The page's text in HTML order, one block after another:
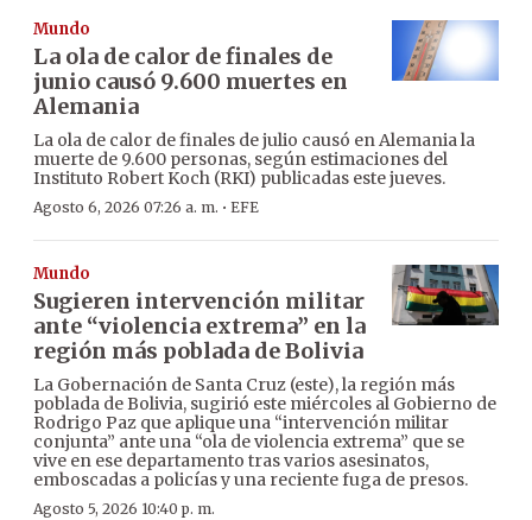
Mundo
La ola de calor de finales de
junio causó 9.600 muertes en
Alemania
La ola de calor de finales de julio causó en Alemania la
muerte de 9.600 personas, según estimaciones del
Instituto Robert Koch (RKI) publicadas este jueves.
Agosto 6, 2026 07:26 a. m. · EFE
Mundo
Sugieren intervención militar
ante “violencia extrema” en la
región más poblada de Bolivia
La Gobernación de Santa Cruz (este), la región más
poblada de Bolivia, sugirió este miércoles al Gobierno de
Rodrigo Paz que aplique una “intervención militar
conjunta” ante una “ola de violencia extrema” que se
vive en ese departamento tras varios asesinatos,
emboscadas a policías y una reciente fuga de presos.
Agosto 5, 2026 10:40 p. m.